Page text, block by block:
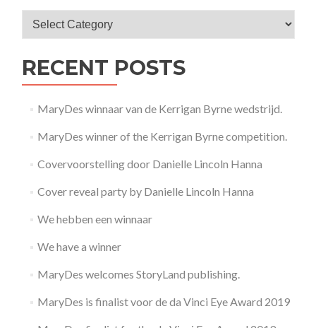
RECENT POSTS
MaryDes winnaar van de Kerrigan Byrne wedstrijd.
MaryDes winner of the Kerrigan Byrne competition.
Covervoorstelling door Danielle Lincoln Hanna
Cover reveal party by Danielle Lincoln Hanna
We hebben een winnaar
We have a winner
MaryDes welcomes StoryLand publishing.
MaryDes is finalist voor de da Vinci Eye Award 2019